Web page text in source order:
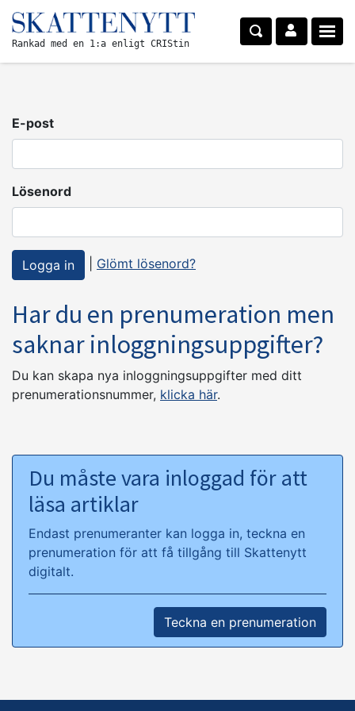
Rankad med en 1:a enligt CRIStin
E-post
Lösenord
Glömt lösenord?
Har du en prenumeration men
saknar inloggningsuppgifter?
Du kan skapa nya inloggningsuppgifter med ditt
prenumerationsnummer, klicka här.
Du måste vara inloggad för att
läsa artiklar
Endast prenumeranter kan logga in, teckna en
prenumeration för att få tillgång till Skattenytt
digitalt.
Teckna en prenumeration